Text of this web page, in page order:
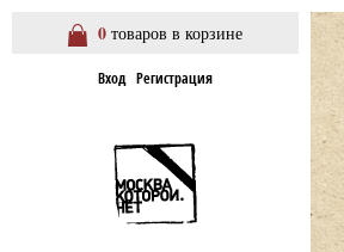
0 товаров в корзине
Вход Регистрация